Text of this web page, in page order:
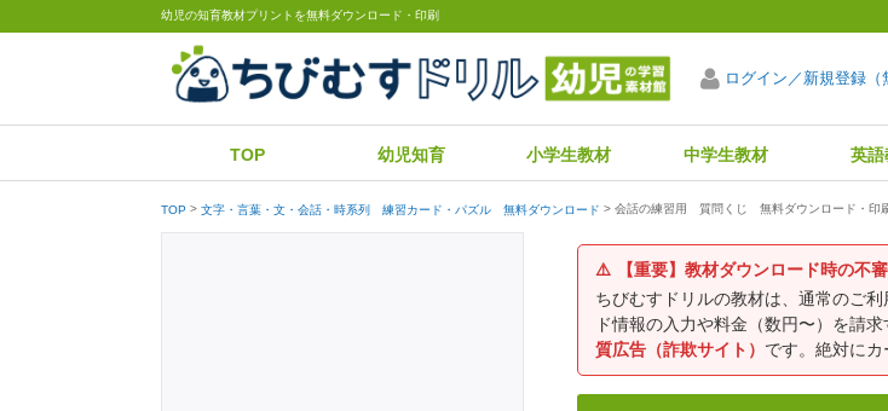
幼児の知育教材プリントを無料ダウンロード・印刷
ログイン／新規登録（
TOP 幼児知育 小学生教材 中学生教材 英語
TOP 文字・言葉・文・会話・時系列 練習カード・パズル 無料ダウンロード 会話の練習用 質問くじ 無料ダウンロード・印
⚠️
【重要】教材ダウンロード時の不
ちびむすドリルの教材は、通常のご
ド情報の入力や料金（数円〜）を請
質広告（詐欺サイト） です。絶対にカ